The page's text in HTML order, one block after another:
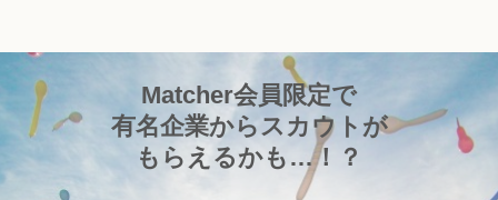
Matcher会員限定で
有名企業からスカウトが
もらえるかも…！？